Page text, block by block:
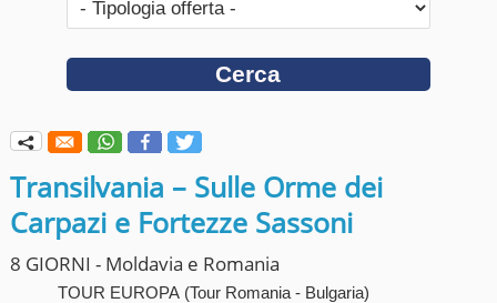
q
Transilvania – Sulle Orme dei
Carpazi e Fortezze Sassoni
8 GIORNI - Moldavia e Romania
TOUR EUROPA(Tour Romania - Bulgaria)